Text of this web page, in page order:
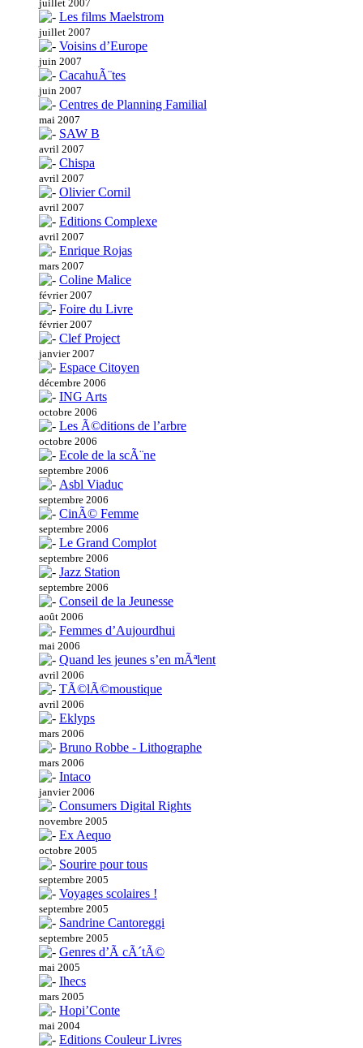
juillet 2007
Les films Maelstrom
juillet 2007
Voisins d’Europe
juin 2007
CacahuÃ¨tes
juin 2007
Centres de Planning Familial
mai 2007
SAW B
avril 2007
Chispa
avril 2007
Olivier Cornil
avril 2007
Editions Complexe
avril 2007
Enrique Rojas
mars 2007
Coline Malice
février 2007
Foire du Livre
février 2007
Clef Project
janvier 2007
Espace Citoyen
décembre 2006
ING Arts
octobre 2006
Les Ã©ditions de l’arbre
octobre 2006
Ecole de la scÃ¨ne
septembre 2006
Asbl Viaduc
septembre 2006
CinÃ© Femme
septembre 2006
Le Grand Complot
septembre 2006
Jazz Station
septembre 2006
Conseil de la Jeunesse
août 2006
Femmes d’Aujourdhui
mai 2006
Quand les jeunes s’en mÃªlent
avril 2006
TÃ©lÃ©moustique
avril 2006
Eklyps
mars 2006
Bruno Robbe - Lithographe
mars 2006
Intaco
janvier 2006
Consumers Digital Rights
novembre 2005
Ex Aequo
octobre 2005
Sourire pour tous
septembre 2005
Voyages scolaires !
septembre 2005
Sandrine Cantoreggi
septembre 2005
Genres d’Ã cÃ´tÃ©
mai 2005
Ihecs
mars 2005
Hopi’Conte
mai 2004
Editions Couleur Livres